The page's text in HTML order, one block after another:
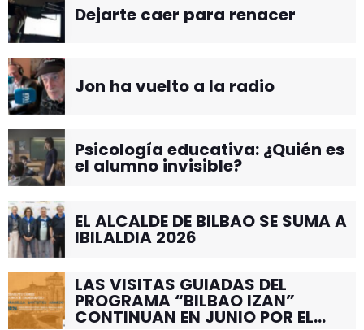
Dejarte caer para renacer
Jon ha vuelto a la radio
Psicología educativa: ¿Quién es
el alumno invisible?
EL ALCALDE DE BILBAO SE SUMA A
IBILALDIA 2026
LAS VISITAS GUIADAS DEL
PROGRAMA “BILBAO IZAN”
CONTINUAN EN JUNIO POR EL